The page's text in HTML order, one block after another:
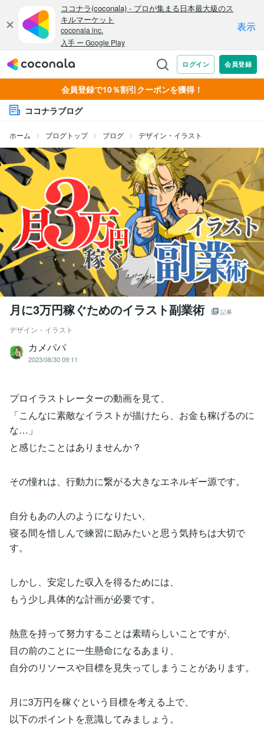
会員登録で10％割引クーポンを獲得！
ココナラブログ
ホーム ブログトップ ブログ デザイン・イラスト
月に3万円稼ぐためのイラスト副業術 記事
デザイン・イラスト
カメパパ
2023/08/30 09:11
プロイラストレーターの動画を見て、
「こんなに素敵なイラストが描けたら、お金も稼げるのに
な…」
と感じたことはありませんか？
その憧れは、行動力に繋がる大きなエネルギー源です。
自分もあの人のようになりたい、
寝る間を惜しんで練習に励みたいと思う気持ちは大切で
す。
しかし、安定した収入を得るためには、
もう少し具体的な計画が必要です。
熱意を持って努力することは素晴らしいことですが、
目の前のことに一生懸命になるあまり、
自分のリソースや目標を見失ってしまうことがあります。
月に3万円を稼ぐという目標を考える上で、
以下のポイントを意識してみましょう。